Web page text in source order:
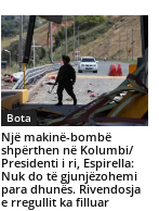
Bota
Një makinë-bombë
shpërthen në Kolumbi/
Presidenti i ri, Espirella:
Nuk do të gjunjëzohemi
para dhunës. Rivendosja
e rregullit ka filluar